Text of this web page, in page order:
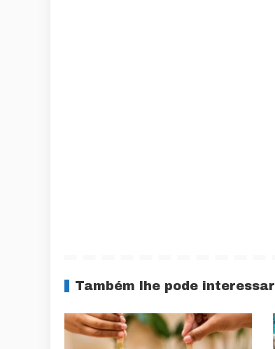
Também lhe pode interessar